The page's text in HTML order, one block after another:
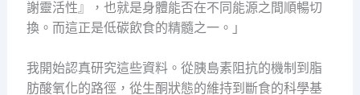
謝靈活性』，也就是身體能否在不同能源之間順暢切
換。而這正是低碳飲食的精髓之一。」
我開始認真研究這些資料。從胰島素阻抗的機制到脂
肪酸氧化的路徑，從生酮狀態的維持到斷食的科學基